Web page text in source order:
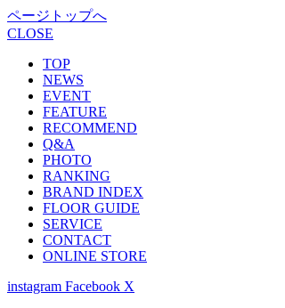
ページトップへ
CLOSE
TOP
NEWS
EVENT
FEATURE
RECOMMEND
Q&A
PHOTO
RANKING
BRAND INDEX
FLOOR GUIDE
SERVICE
CONTACT
ONLINE STORE
instagram Facebook X